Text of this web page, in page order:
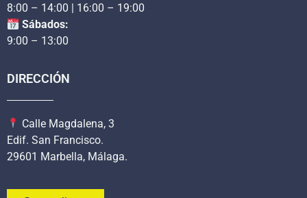
8:00 – 14:00 | 16:00 – 19:00
Sábados:
9:00 – 13:00
DIRECCIÓN
Calle Magdalena, 3
Edif. San Francisco.
29601 Marbella, Málaga.